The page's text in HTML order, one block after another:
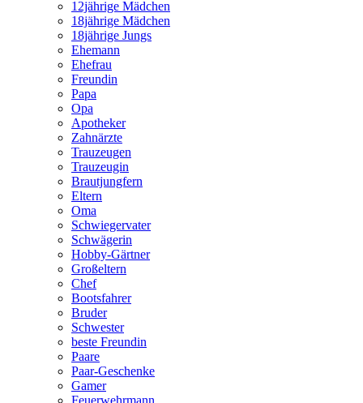
12jährige Mädchen
18jährige Mädchen
18jährige Jungs
Ehemann
Ehefrau
Freundin
Papa
Opa
Apotheker
Zahnärzte
Trauzeugen
Trauzeugin
Brautjungfern
Eltern
Oma
Schwiegervater
Schwägerin
Hobby-Gärtner
Großeltern
Chef
Bootsfahrer
Bruder
Schwester
beste Freundin
Paare
Paar-Geschenke
Gamer
Feuerwehrmann